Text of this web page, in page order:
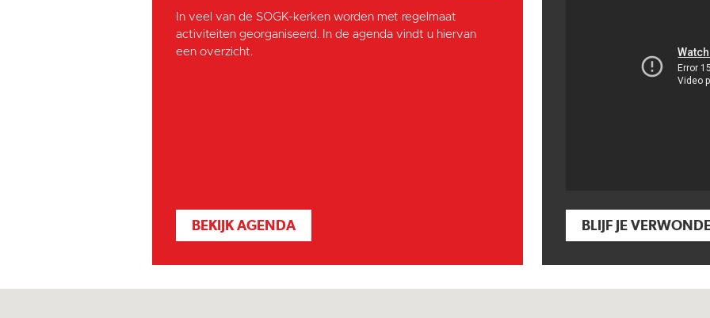
In veel van de SOGK-kerken worden met regelmaat
activiteiten georganiseerd. In de agenda vindt u hiervan
een overzicht.
BEKIJK AGENDA BLIJF JE